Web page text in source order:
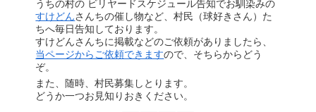
うちの村の ビリヤードスケジュール告知でお馴染みの
すけどんさんちの催し物など、村民（球好きさん）た
ちへ毎日告知しております。
すけどんさんちに掲載などのご依頼がありましたら、
当ページからご依頼できますので、そちらからどう
ぞ。
また、随時、村民募集しとります。
どうか一つお見知りおきください。